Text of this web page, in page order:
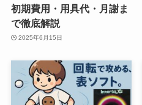
初期費用・用具代・月謝ま
で徹底解説
2025年6月15日